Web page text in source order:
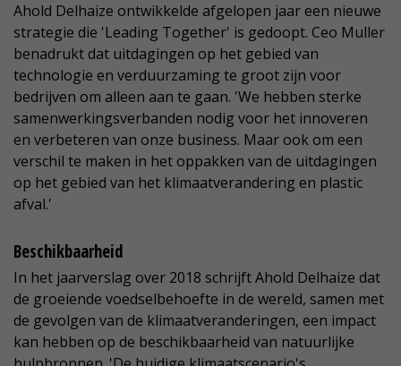
Ahold Delhaize ontwikkelde afgelopen jaar een nieuwe
strategie die 'Leading Together' is gedoopt. Ceo Muller
benadrukt dat uitdagingen op het gebied van
technologie en verduurzaming te groot zijn voor
bedrijven om alleen aan te gaan. 'We hebben sterke
samenwerkingsverbanden nodig voor het innoveren
en verbeteren van onze business. Maar ook om een
verschil te maken in het oppakken van de uitdagingen
op het gebied van het klimaatverandering en plastic
afval.'
Beschikbaarheid
In het jaarverslag over 2018 schrijft Ahold Delhaize dat
de groeiende voedselbehoefte in de wereld, samen met
de gevolgen van de klimaatveranderingen, een impact
kan hebben op de beschikbaarheid van natuurlijke